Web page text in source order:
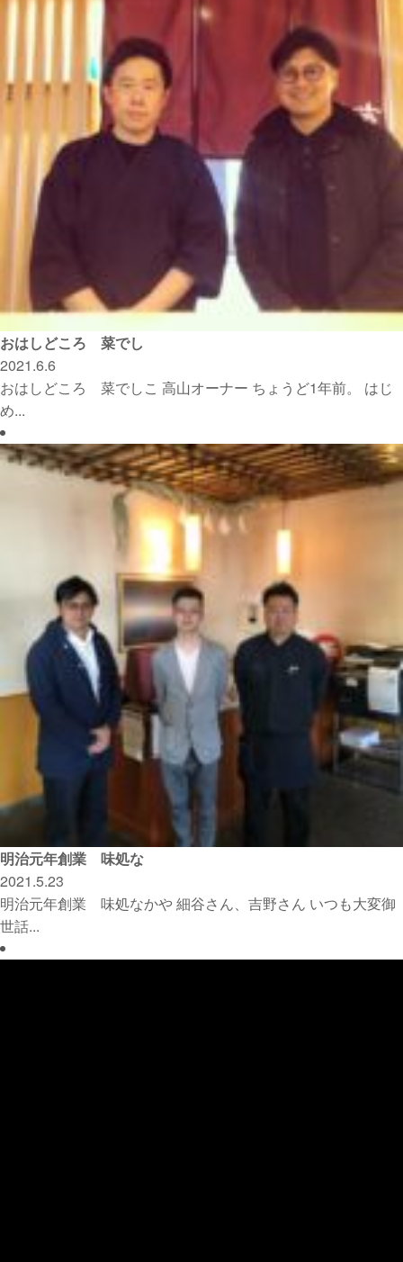
おはしどころ 菜でし
2021.6.6
おはしどころ 菜でしこ 高山オーナー ちょうど1年前。 はじ
め...
明治元年創業 味処な
2021.5.23
明治元年創業 味処なかや 細谷さん、吉野さん いつも大変御
世話...